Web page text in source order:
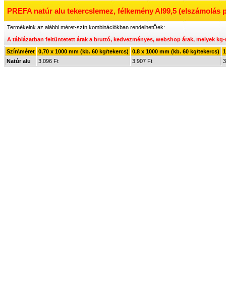
PREFA natúr alu tekercslemez, félkemény Al99,5
Termékeink az alábbi méret-szín kombinációkban rendelhetŐek:
A táblázatban feltüntetett árak a bruttó, kedvezményes, webshop árak, melyek kg-
Szín\méret 0,70 x 1000 mm (kb. 60 kg/tekercs) 0,8 x 1000 mm (kb. 60 kg/tekercs)
Natúr alu
3.096 Ft 3.907 Ft